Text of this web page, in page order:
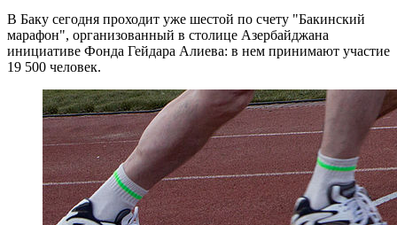
В Баку сегодня проходит уже шестой по счету "Бакинский
марафон", организованный в столице Азербайджана
инициативе Фонда Гейдара Алиева: в нем принимают участие
19 500 человек.